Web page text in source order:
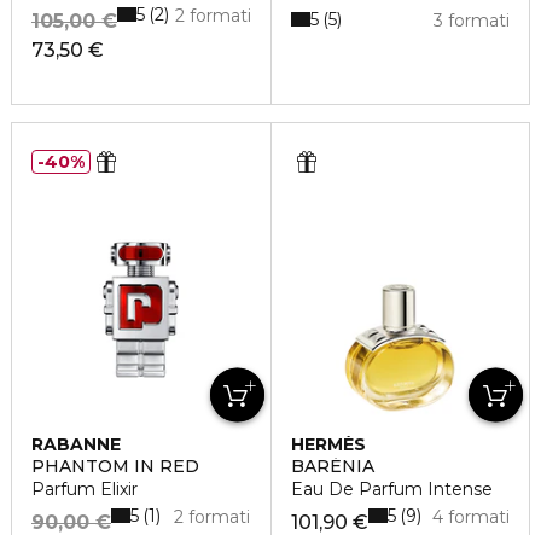
73,50 €
105,00 € 2 formati
5 2 3 formati
5 5
RABANNE
PHANTOM IN RED
Parfum Elixir
90,00 € 2 formati
5 1
40%
HERMÈS
BARÉNIA
Eau De Parfum Intense
101,90 € 4 formati
5 9